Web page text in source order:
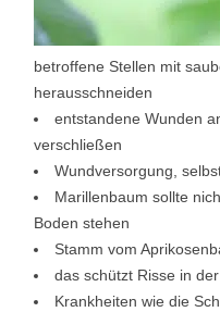
betroffene Stellen mit
herausschneiden
entstandene Wunden
verschließen
Wundversorgung,
Marillenbaum sollte
Boden stehen
Stamm vom
das schützt Risse in
Krankheiten wie die